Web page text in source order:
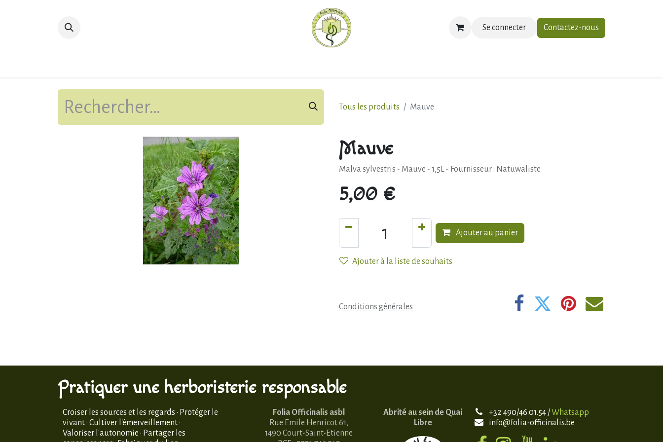
Se connecter Contactez-nous
Tous les produits Mauve
Mauve
Malva sylvestris - Mauve - 1,5L - Fournisseur : Natuwaliste
5,00 €
Ajouter au panier
Ajouter à la liste de souhaits
Conditions générales
Pratiquer une herboristerie responsable
Croiser les sources et les regards · Protéger le
vivant · Cultiver l'émerveillement ·
Valoriser l'autonomie · Partager les
Folia Officinalis asbl
Rue Emile Henricot 61,
1490 Court-Saint-Etienne
+32 490/46.01.54 /Whatsapp
info@folia-officinalis.be
Abrité au sein de Quai
Libre